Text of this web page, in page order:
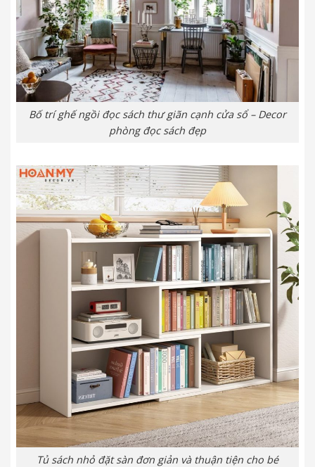
Bố trí ghế ngồi đọc sách thư giãn cạnh cửa sổ – Decor
phòng đọc sách đẹp
Tủ sách nhỏ đặt sàn đơn giản và thuận tiện cho bé